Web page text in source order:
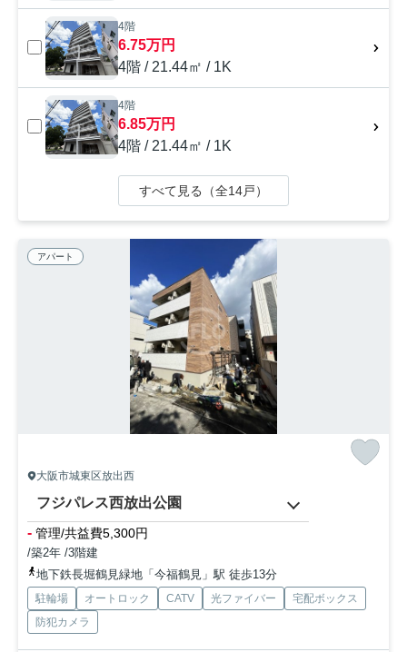
4階
6.75万円
4階 / 21.44㎡ / 1K
4階
6.85万円
4階 / 21.44㎡ / 1K
すべて見る（全14戸）
アパート
大阪市城東区放出西
フジパレス西放出公園
- 管理/共益費5,300円
/築2年 /3階建
地下鉄長堀鶴見緑地「今福鶴見」駅 徒歩13分
駐輪場 オートロック CATV 光ファイバー
宅配ボックス
防犯カメラ